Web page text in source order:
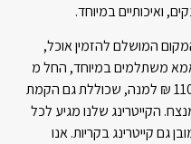
ואיכותיים במיוחד.
המושלם להזמין אוכל,
משתלמים במיוחד, החל מ
39 ₪ למנה טעימה, ומגוונת, והחל מ- 110 ₪ למנה, שכוללת גם הקמת
הקייטרינג שלנו מגיע לכל
גם קייטרינג בקריות. אנו